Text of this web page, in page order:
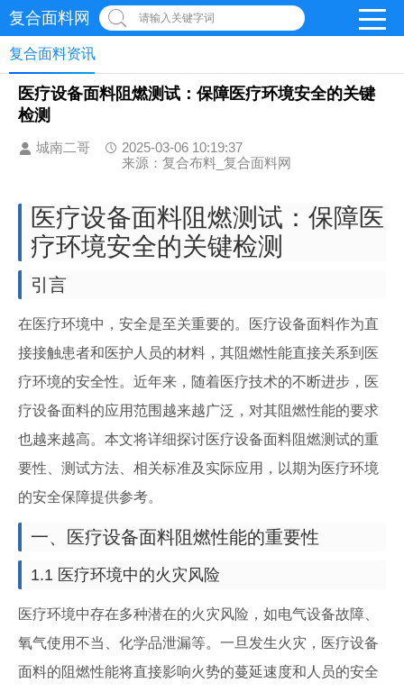
复合面料网 请输入关键字词
复合面料资讯
医疗设备面料阻燃测试：保障医疗环境安全的关键
检测
城南二哥
2025-03-06 10:19:37
来源：复合布料_复合面料网
医疗设备面料阻燃测试：保障医
疗环境安全的关键检测
引言
在医疗环境中，安全是至关重要的。医疗设备面料作为直
接接触患者和医护人员的材料，其阻燃性能直接关系到医
疗环境的安全性。近年来，随着医疗技术的不断进步，医
疗设备面料的应用范围越来越广泛，对其阻燃性能的要求
也越来越高。本文将详细探讨医疗设备面料阻燃测试的重
要性、测试方法、相关标准及实际应用，以期为医疗环境
的安全保障提供参考。
一、医疗设备面料阻燃性能的重要性
1.1 医疗环境中的火灾风险
医疗环境中存在多种潜在的火灾风险，如电气设备故障、
氧气使用不当、化学品泄漏等。一旦发生火灾，医疗设备
面料的阻燃性能将直接影响火势的蔓延速度和人员的安全